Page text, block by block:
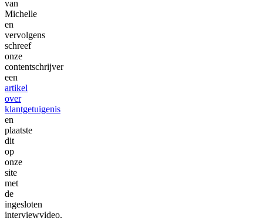
van
Michelle
en
vervolgens
schreef
onze
contentschrijver
een
artikel
over
klantgetuigenis
en
plaatste
dit
op
onze
site
met
de
ingesloten
interviewvideo.